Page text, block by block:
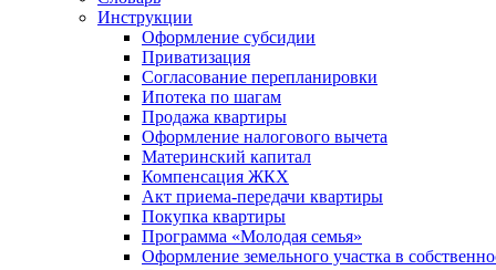
Инструкции
Оформление субсидии
Приватизация
Согласование перепланировки
Ипотека по шагам
Продажа квартиры
Оформление налогового вычета
Материнский капитал
Компенсация ЖКХ
Акт приема-передачи квартиры
Покупка квартиры
Программа «Молодая семья»
Оформление земельного участка в